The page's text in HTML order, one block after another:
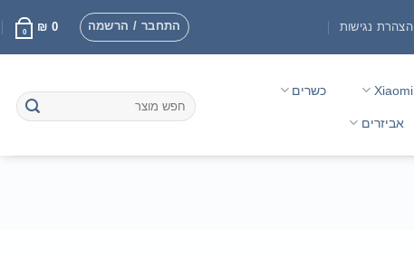
הצהרת נגישות התחבר / הרשמה ₪ 0
0
Xiaomi כשרים
אביזרים
חיפוש
עבור: